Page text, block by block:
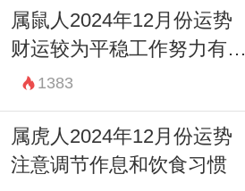
属鼠人2024年12月份运势
财运较为平稳工作努力有回
报 1383
属虎人2024年12月份运势
注意调节作息和饮食习惯